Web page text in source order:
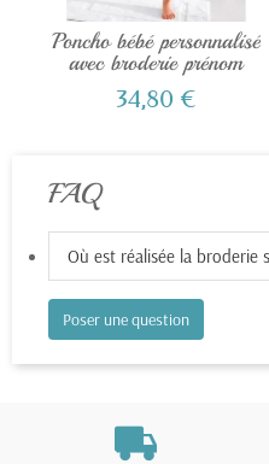
Poncho bébé personnalisé
avec broderie prénom
34,80 €
FAQ
Où est réalisée la broderie
Poser une question